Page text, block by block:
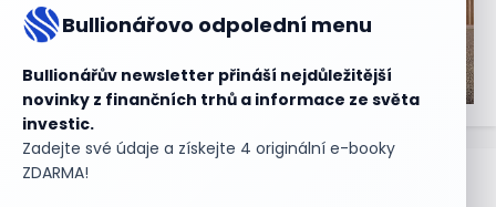
Bullionářovo odpolední menu
Bullionářův newsletter přináší nejdůležitější
novinky z finančních trhů a informace ze světa
investic.
Zadejte své údaje a získejte 4 originální e-booky
ZDARMA!Aktuální